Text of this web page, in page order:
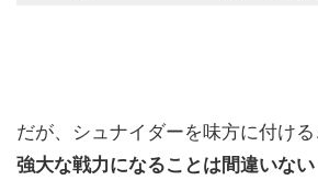
だが、シュナイダーを味方に付ける
強大な戦力になることは間違いない